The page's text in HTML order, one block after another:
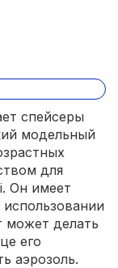
спейсеры
модельный
для
Он имеет
может делать
его
аэрозоль.